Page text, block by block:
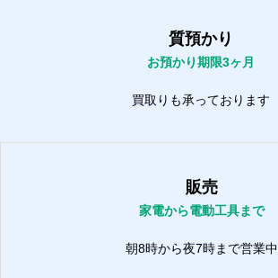
質預かり
お預かり期限3ヶ月
買取りも承っております
販売
家電から電動工具まで
朝8時から夜7時まで営業中